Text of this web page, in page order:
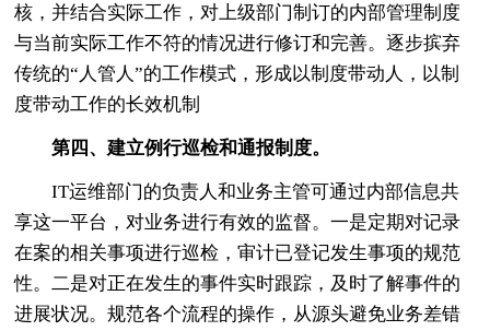
核，并结合实际工作，对上级部门制订的内部管理制度
与当前实际工作不符的情况进行修订和完善。逐步摈弃
传统的“人管人”的工作模式，形成以制度带动人，以制
度带动工作的长效机制
第四、建立例行巡检和通报制度。
IT运维部门的负责人和业务主管可通过内部信息共
享这一平台，对业务进行有效的监督。一是定期对记录
在案的相关事项进行巡检，审计已登记发生事项的规范
性。二是对正在发生的事件实时跟踪，及时了解事件的
进展状况。规范各个流程的操作，从源头避免业务差错